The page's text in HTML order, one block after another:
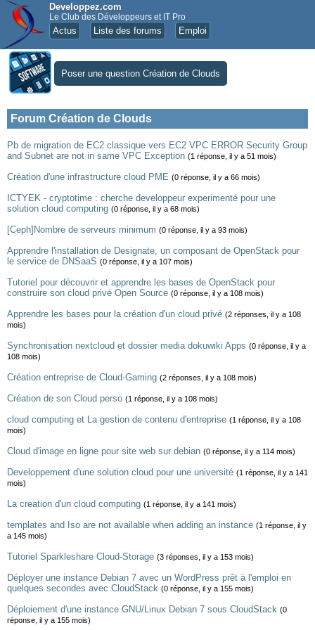
Developpez.com
Le Club des Développeurs et IT Pro
Actus Liste des forums Emploi
Poser une question Création de Clouds
Forum Création de Clouds
Pb de migration de EC2 classique vers EC2 VPC ERROR Security Group
and Subnet are not in same VPC Exception (1 réponse, il y a 51 mois)
Création d'une infrastructure cloud PME (0 réponse, il y a 66 mois)
ICTYEK - cryptotime : cherche developpeur experimenté pour une
solution cloud computing (0 réponse, il y a 68 mois)
[Ceph]Nombre de serveurs minimum (0 réponse, il y a 93 mois)
Apprendre l'installation de Designate, un composant de OpenStack pour
le service de DNSaaS (0 réponse, il y a 107 mois)
Tutoriel pour découvrir et apprendre les bases de OpenStack pour
construire son cloud privé Open Source (0 réponse, il y a 108 mois)
Apprendre les bases pour la création d'un cloud privé (2 réponses, il y a 108
mois)
Synchronisation nextcloud et dossier media dokuwiki Apps (0 réponse, il y a
108 mois)
Création entreprise de Cloud-Gaming (2 réponses, il y a 108 mois)
Création de son Cloud perso (1 réponse, il y a 108 mois)
cloud computing et La gestion de contenu d'entreprise (1 réponse, il y a 108
mois)
Cloud d'image en ligne pour site web sur debian (0 réponse, il y a 114 mois)
Developpement d'une solution cloud pour une université (1 réponse, il y a 141
mois)
La creation d'un cloud computing (1 réponse, il y a 141 mois)
templates and Iso are not available when adding an instance (1 réponse, il y
a 145 mois)
Tutoriel Sparkleshare Cloud-Storage (3 réponses, il y a 153 mois)
Déployer une instance Debian 7 avec un WordPress prêt à l'emploi en
quelques secondes avec CloudStack (0 réponse, il y a 155 mois)
Déploiement d'une instance GNU/Linux Debian 7 sous CloudStack (0
réponse, il y a 155 mois)